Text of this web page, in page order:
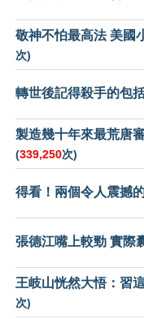
敬神不怕最高法 美國
次)
轉世後記得殺手的包
製造幾十年來最荒唐
(339,250次)
得看！兩個令人震撼
張德江嘴上較勁 實際
王岐山恍然大悟：習
次)